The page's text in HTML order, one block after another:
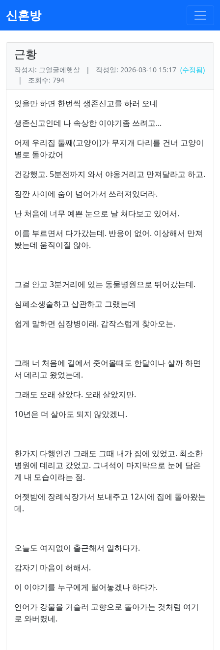
신혼방
근황
작성자: 그얼굴에햇살 | 작성일: 2026-03-10 15:17 (수정됨)
|
조회수: 794
잊을만 하면 한번씩 생존신고를 하러 오네
생존신고인데 나 속상한 이야기좀 쓰려고...
어제 우리집 둘째(고양이)가 무지개 다리를 건너 고양이
별로 돌아갔어
건강했고. 5분전까지 와서 야옹거리고 만져달라고 하고.
잠깐 사이에 숨이 넘어가서 쓰러져있더라.
난 처음에 너무 예쁜 눈으로 날 쳐다보고 있어서.
이름 부르면서 다가갔는데. 반응이 없어. 이상해서 만져
봤는데 움직이질 않아.
그걸 안고 3분거리에 있는 동물병원으로 뛰어갔는데.
심폐소생술하고 삽관하고 그랬는데
쉽게 말하면 심장병이래. 갑작스럽게 찾아오는.
그래 너 처음에 길에서 줏어올때도 한달이나 살까 하면
서 데리고 왔었는데.
그래도 오래 살았다. 오래 살았지만.
10년은 더 살아도 되지 않았겠니.
한가지 다행인건 그래도 그때 내가 집에 있었고. 최소한
병원에 데리고 갔었고. 그녀석이 마지막으로 눈에 담은
게 내 모습이라는 점.
어젯밤에 장례식장가서 보내주고 12시에 집에 돌아왔는
데.
오늘도 여지없이 출근해서 일하다가.
갑자기 마음이 허해서.
이 이야기를 누구에게 털어놓겠나 하다가.
연어가 강물을 거슬러 고향으로 돌아가는 것처럼 여기
로 와버렸네.